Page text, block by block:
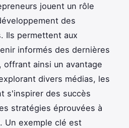
jouent un rôle
des
Ils permettent aux
informés des dernières
offrant ainsi un avantage
divers médias, les
s'inspirer des succès
stratégies éprouvées à
Un exemple clé est